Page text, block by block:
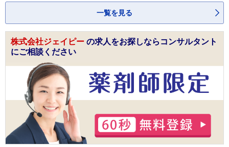
一覧を見る
株式会社ジェイピー の求人をお探しならコンサルタント
にご相談ください